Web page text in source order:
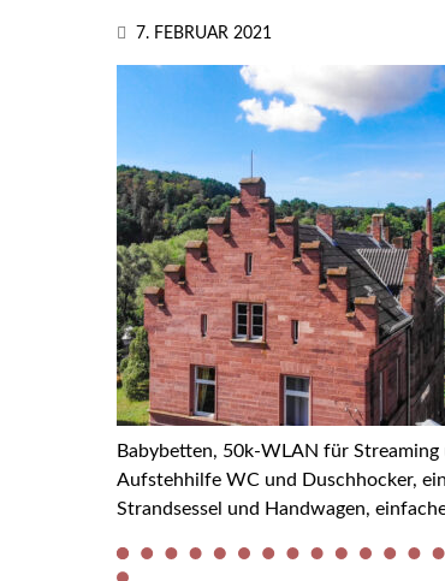
7. FEBRUAR 2021
Babybetten, 50k-WLAN für
Aufstehhilfe WC und Duschhocker,
Strandsessel und Handwagen,